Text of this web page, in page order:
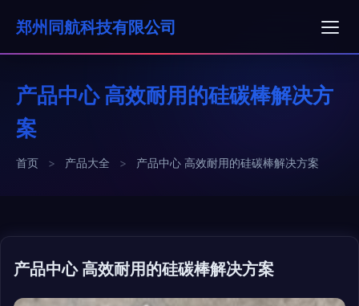
郑州同航科技有限公司
产品中心 高效耐用的硅碳棒解决方
案
首页 > 产品大全 > 产品中心 高效耐用的硅碳棒解决方案
产品中心 高效耐用的硅碳棒解决方案